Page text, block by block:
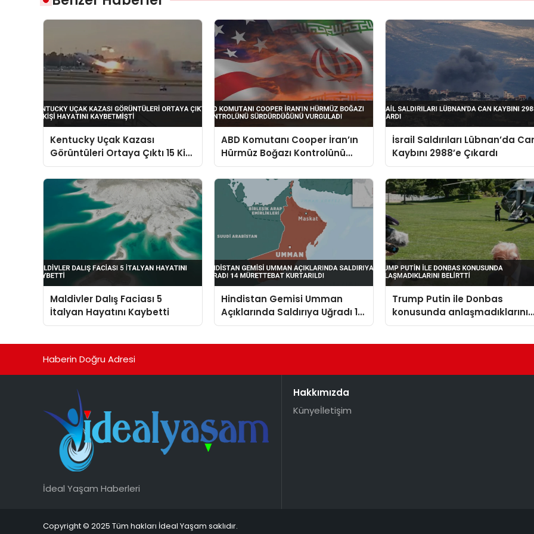
Kentucky Uçak Kazası
Görüntüleri Ortaya Çıktı 15 Kişi
Hayatını Kaybetmişti
ABD Komutanı Cooper İran’ın
Hürmüz Boğazı Kontrolünü
Sürdürdüğünü Vurguladı
İsrail Saldırıları Lübnan’da
Kaybını 2988’e Çıkardı
Maldivler Dalış Faciası 5
İtalyan Hayatını Kaybetti
Hindistan Gemisi Umman
Açıklarında Saldırıya Uğradı 14
Mürettebat Kurtarıldı
Trump Putin ile Donbas
konusunda anlaşmadıklarını
belirtti
Haberin Doğru Adresi
İdeal Yaşam Haberleri
Hakkımızda
Künyeİletişim
Copyright © 2025 Tüm hakları İdeal Yaşam saklıdır.